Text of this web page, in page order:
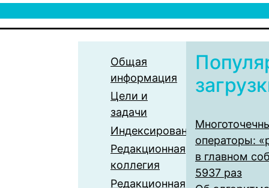
Общая
информация
Цели и
задачи
Индексирование
Редакционная
коллегия
Редакционная
операторы:
в главном
5937 раз